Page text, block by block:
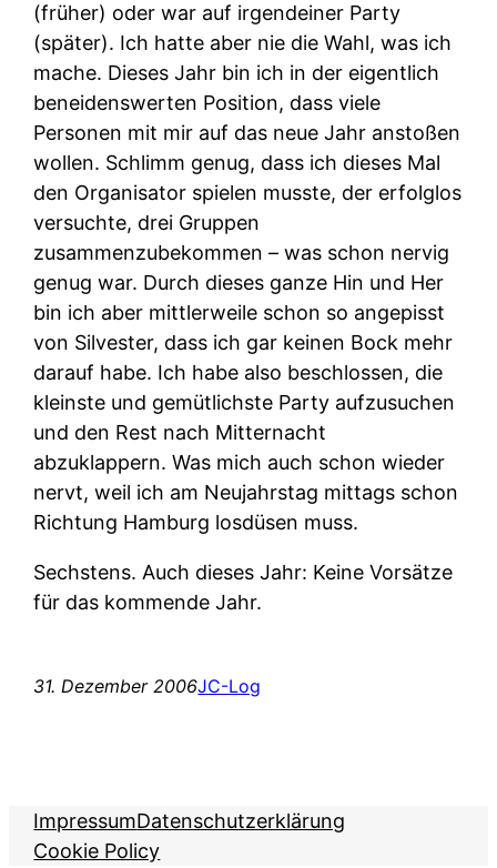
(früher) oder war auf irgendeiner Party
(später). Ich hatte aber nie die Wahl, was ich
mache. Dieses Jahr bin ich in der eigentlich
beneidenswerten Position, dass viele
Personen mit mir auf das neue Jahr anstoßen
wollen. Schlimm genug, dass ich dieses Mal
den Organisator spielen musste, der erfolglos
versuchte, drei Gruppen
zusammenzubekommen – was schon nervig
genug war. Durch dieses ganze Hin und Her
bin ich aber mittlerweile schon so angepisst
von Silvester, dass ich gar keinen Bock mehr
darauf habe. Ich habe also beschlossen, die
kleinste und gemütlichste Party aufzusuchen
und den Rest nach Mitternacht
abzuklappern. Was mich auch schon wieder
nervt, weil ich am Neujahrstag mittags schon
Richtung Hamburg losdüsen muss.
Sechstens. Auch dieses Jahr: Keine Vorsätze
für das kommende Jahr.
31. Dezember 2006JC-Log
ImpressumDatenschutzerklärung
Cookie Policy